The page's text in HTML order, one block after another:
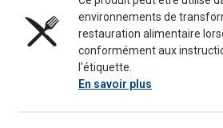
environnements de
restauration alimentaire
conformément aux
l'étiquette.
En savoir plus